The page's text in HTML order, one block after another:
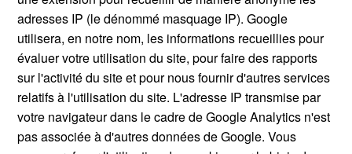
adresses IP (le dénommé masquage IP). Google
utilisera, en notre nom, les informations recueillies pour
évaluer votre utilisation du site, pour faire des rapports
sur l'activité du site et pour nous fournir d'autres services
relatifs à l'utilisation du site. L'adresse IP transmise par
votre navigateur dans le cadre de Google Analytics n'est
pas associée à d'autres données de Google. Vous